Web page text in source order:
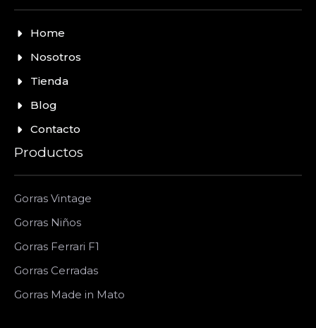
Home
Nosotros
Tienda
Blog
Contacto
Productos
Gorras Vintage
Gorras Niños
Gorras Ferrari F1
Gorras Cerradas
Gorras Made in Mato